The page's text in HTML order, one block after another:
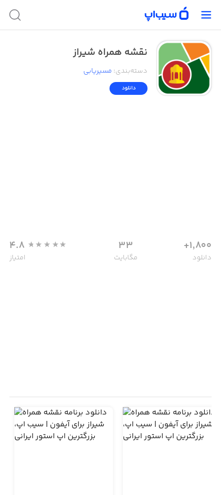
نقشه همراه شیراز
دسته‌بندی: مسیر‌یابی
دانلود
1,800+
دانلود
33
مگابایت
4.8
امتیاز